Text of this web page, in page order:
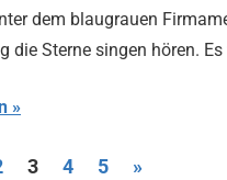
dem blaugrauen
die Sterne singen hören.
3 4 5
Nächste
»